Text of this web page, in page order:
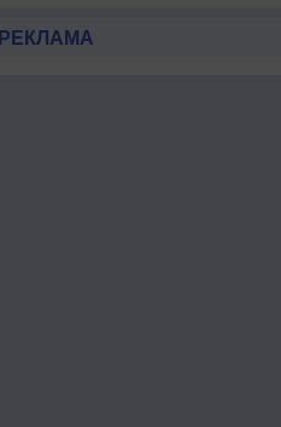
РЕКЛАМА